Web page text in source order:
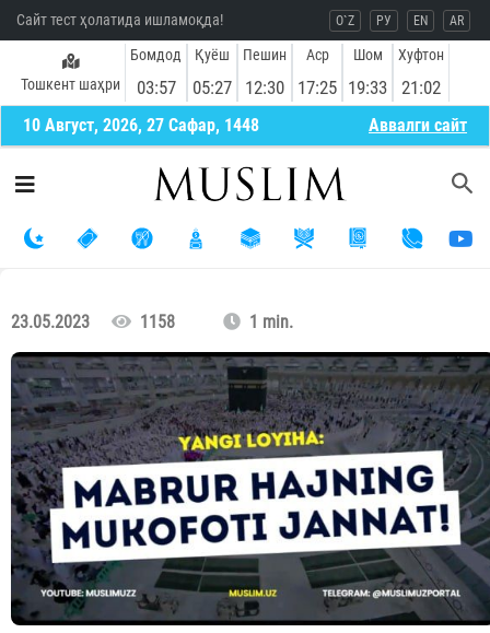
Сайт тест ҳолатида ишламоқда! O`Z РУ EN AR
Тошкент шаҳри
Бомдод
03:57
Қуёш
05:27
Пешин
12:30
Аср
17:25
Шом
19:33
Хуфтон
21:02
10 Август, 2026, 27 Сафар, 1448 Aввалги сайт
23.05.2023 1158 1 min.